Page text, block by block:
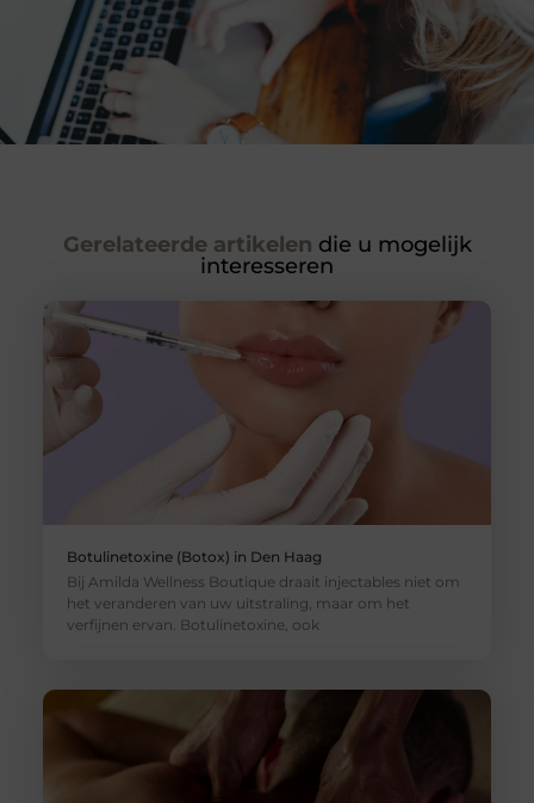
Gerelateerde artikelen die u mogelijk
interesseren
Botulinetoxine (Botox) in Den Haag
Bij Amilda Wellness Boutique draait injectables niet om
het veranderen van uw uitstraling, maar om het
verfijnen ervan. Botulinetoxine, ook